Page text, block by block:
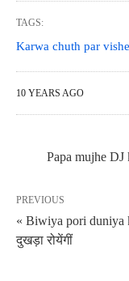
TAGS:
Karwa chuth par
10 YEARS AGO
Papa mujhe DJ
PREVIOUS
« Biwiya pori duniya
दुखड़ा रोयेंगीं